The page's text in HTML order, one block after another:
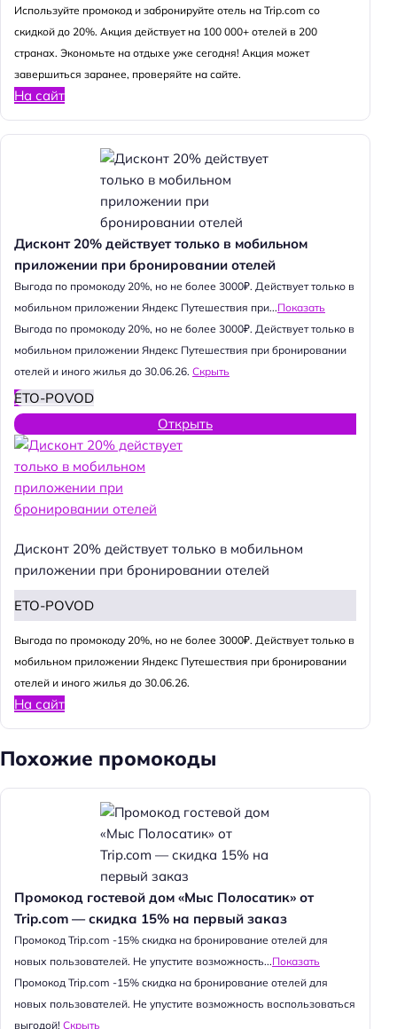
Используйте промокод и забронируйте отель на Trip.com со
скидкой до 20%. Акция действует на 100 000+ отелей в 200
странах. Экономьте на отдыхе уже сегодня! Акция может
завершиться заранее, проверяйте на сайте.
На сайт
Дисконт 20% действует только в мобильном
приложении при бронировании отелей
Выгода по промокоду 20%, но не более 3000₽. Действует только в
мобильном приложении Яндекс Путешествия при...Показать
Выгода по промокоду 20%, но не более 3000₽. Действует только в
мобильном приложении Яндекс Путешествия при бронировании
отелей и иного жилья до 30.06.26. Скрыть
ETO-POVOD
Открыть
Дисконт 20% действует только в мобильном
приложении при бронировании отелей
ETO-POVOD
Выгода по промокоду 20%, но не более 3000₽. Действует только в
мобильном приложении Яндекс Путешествия при бронировании
отелей и иного жилья до 30.06.26.
На сайт
Похожие промокоды
Промокод гостевой дом «Мыс Полосатик» от
Trip.com — скидка 15% на первый заказ
Промокод Trip.com -15% скидка на бронирование отелей для
новых пользователей. Не упустите возможность...Показать
Промокод Trip.com -15% скидка на бронирование отелей для
новых пользователей. Не упустите возможность воспользоваться
выгодой! Скрыть